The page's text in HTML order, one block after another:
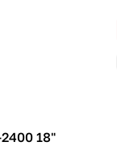
18"